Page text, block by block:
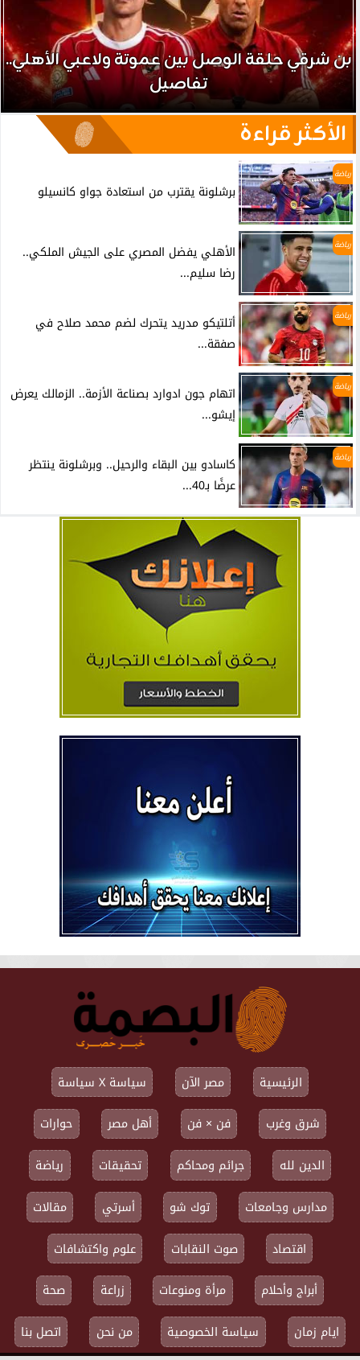
بن شرقي حلقة الوصل بين عموتة ولاعبي الأهلي..
تفاصيل
الأكثر قراءة
رياضة
برشلونة يقترب من استعادة جواو كانسيلو
رياضة
الأهلي يفضل المصري على الجيش الملكي..
رضا سليم...
رياضة
أتلتيكو مدريد يتحرك لضم محمد صلاح في
صفقة...
رياضة
اتهام جون ادوارد بصناعة الأزمة.. الزمالك يعرض
إيشو...
رياضة
كاسادو بين البقاء والرحيل.. وبرشلونة ينتظر
عرضًا بـ40...
الرئيسية مصر الآن
سياسة X سياسة
شرق وغرب
فن × فن أهل مصر
حوارات
الدين لله
جرائم ومحاكم تحقيقات
رياضة
مدارس وجامعات
توك شو أسرتي
مقالات
اقتصاد
صوت النقابات
علوم واكتشافات
أبراج وأحلام
مرأة ومنوعات زراعة
صحة
ايام زمان
سياسة الخصوصية من نحن اتصل بنا